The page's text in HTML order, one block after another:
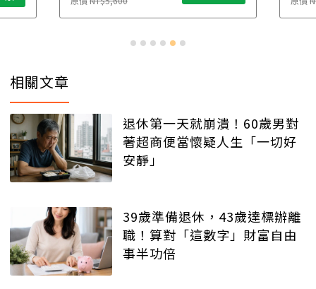
相關文章
退休第一天就崩潰！60歲男對
著超商便當懷疑人生「一切好
安靜」
39歲準備退休，43歲達標辦離
職！算對「這數字」財富自由
事半功倍